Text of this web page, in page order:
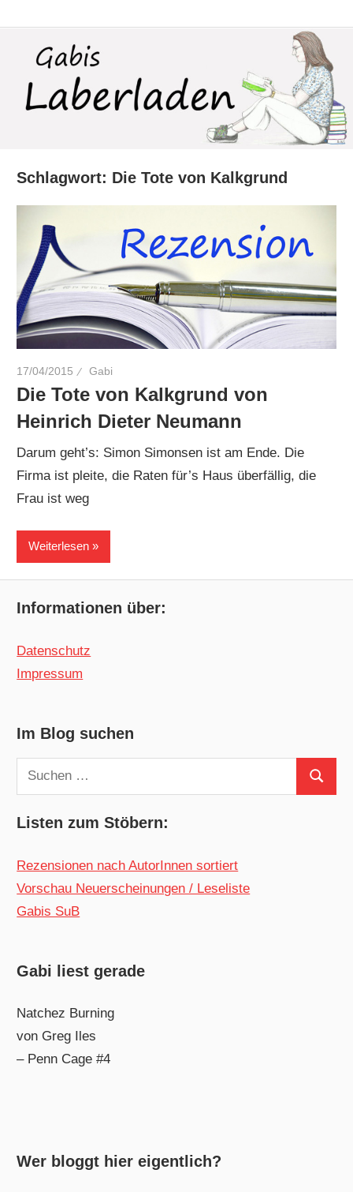
springen
Laberladen
Schlagwort: Die Tote von Kalkgrund
17/04/2015 Gabi
Die Tote von Kalkgrund von
Heinrich Dieter Neumann
Darum geht’s: Simon Simonsen ist am Ende. Die
Firma ist pleite, die Raten für’s Haus überfällig, die
Frau ist weg
Weiterlesen
Informationen über:
Datenschutz
Impressum
Im Blog suchen
Suchen
nach:
Suchen
Listen zum Stöbern:
Rezensionen nach AutorInnen sortiert
Vorschau Neuerscheinungen / Leseliste
Gabis SuB
Gabi liest gerade
Natchez Burning
von Greg Iles
– Penn Cage #4
Wer bloggt hier eigentlich?